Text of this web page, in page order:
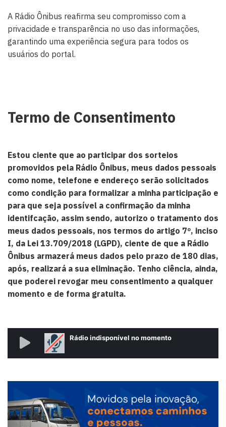
A Rádio Ônibus reafirma seu compromisso com a
privacidade e transparência no uso das informações,
garantindo uma experiência segura para todos os
usuários do portal.
Termo de Consentimento
Estou ciente que ao participar dos sorteios
promovidos pela Rádio Ônibus, meus dados pessoais
como nome, telefone e endereço serão solicitados
como condição para formalizar a minha participação e
para que seja possível a confirmação da minha
identifcação, assim sendo, autorizo o tratamento dos
meus dados pessoais, nos termos do artigo 7º, inciso
I, da Lei 13.709/2018 (LGPD), ciente de que a Rádio
Ônibus armazerá meus dados pelo prazo de 180 dias,
após, realizará a sua eliminação. Tenho ciência, ainda,
que poderei revogar meu consentimento a qualquer
momento e de forma gratuita.